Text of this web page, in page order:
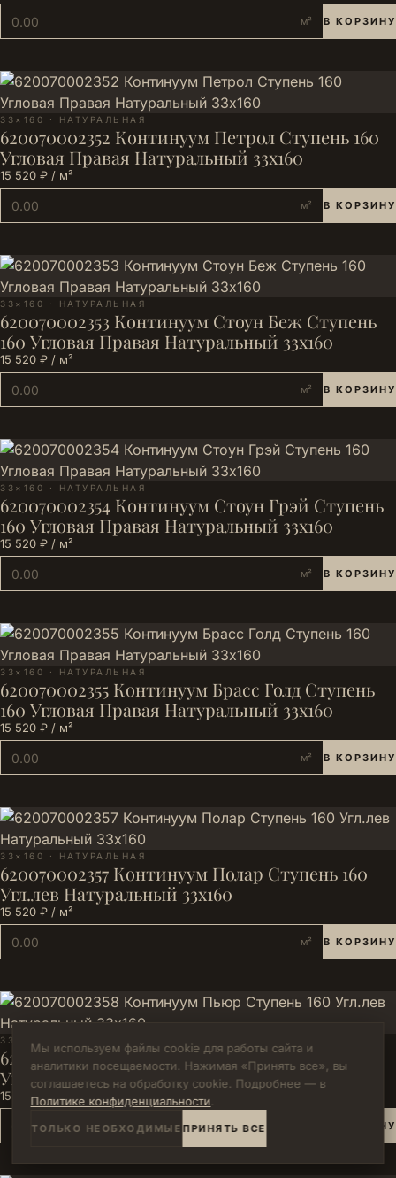
м² В КОРЗИНУ
33×160 · НАТУРАЛЬНАЯ
620070002352 Континуум Петрол Ступень 160
Угловая Правая Натуральный 33х160
15 520 ₽ / м²
м² В КОРЗИНУ
33×160 · НАТУРАЛЬНАЯ
620070002353 Континуум Стоун Беж Ступень
160 Угловая Правая Натуральный 33х160
15 520 ₽ / м²
м² В КОРЗИНУ
33×160 · НАТУРАЛЬНАЯ
620070002354 Континуум Стоун Грэй Ступень
160 Угловая Правая Натуральный 33х160
15 520 ₽ / м²
м² В КОРЗИНУ
33×160 · НАТУРАЛЬНАЯ
620070002355 Континуум Брасс Голд Ступень
160 Угловая Правая Натуральный 33х160
15 520 ₽ / м²
м² В КОРЗИНУ
33×160 · НАТУРАЛЬНАЯ
620070002357 Континуум Полар Ступень 160
Угл.лев Натуральный 33х160
15 520 ₽ / м²
м² В КОРЗИНУ
33×160 · НАТУРАЛЬНАЯ
620070002358 Континуум Пьюр Ступень 160
Угл.лев Натуральный 33х160
15 520 ₽ / м²
В КОРЗИНУ
Мы используем файлы cookie для работы сайта и
аналитики посещаемости. Нажимая «Принять все», вы
соглашаетесь на обработку cookie. Подробнее — в
Политике конфиденциальности
ТОЛЬКО НЕОБХОДИМЫЕ ПРИНЯТЬ ВСЕ